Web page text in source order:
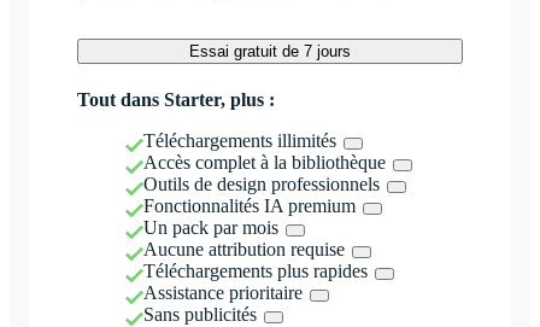
Essai gratuit de 7 jours
Tout dans Starter, plus :
Téléchargements illimités
Accès complet à la bibliothèque
Outils de design professionnels
Fonctionnalités IA premium
Un pack par mois
Aucune attribution requise
Téléchargements plus rapides
Assistance prioritaire
Sans publicités